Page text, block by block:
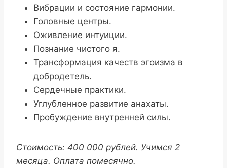
Вибрации и состояние гармонии.
Головные центры.
Оживление интуиции.
Познание чистого я.
Трансформация качеств эгоизма в
добродетель.
Сердечные практики.
Углубленное развитие анахаты.
Пробуждение внутренней силы.
Стоимость: 400 000 рублей. Учимся 2
месяца. Оплата помесячно.